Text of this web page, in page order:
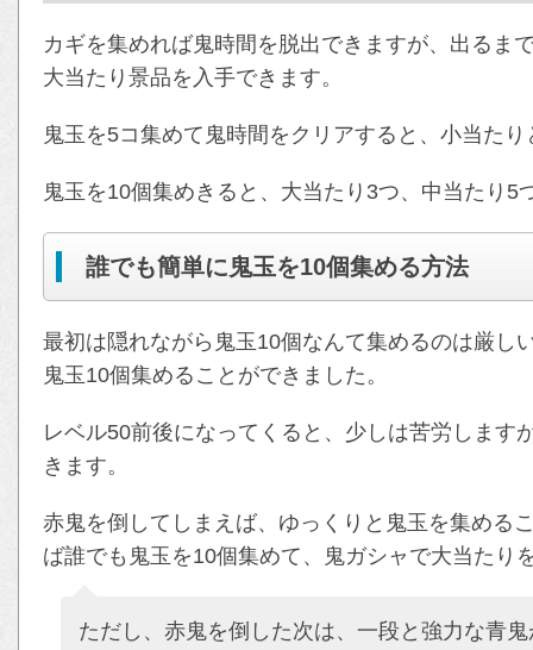
カギを集めれば鬼時間を脱出できますが、出るま
大当たり景品を入手できます。
鬼玉を5コ集めて鬼時間をクリアすると、小当た
鬼玉を10個集めきると、大当たり3つ、中当たり5
誰でも簡単に鬼玉を10個集める方法
最初は隠れながら鬼玉10個なんて集めるのは厳し
鬼玉10個集めることができました。
レベル50前後になってくると、少しは苦労します
きます。
赤鬼を倒してしまえば、ゆっくりと鬼玉を集める
ば誰でも鬼玉を10個集めて、鬼ガシャで大当たり
ただし、赤鬼を倒した次は、一段と強力な青